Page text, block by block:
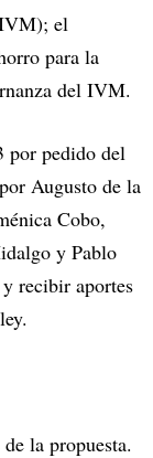
el
para la
del IVM.
por pedido del
Augusto de la
Cobo,
y Pablo
recibir aportes
la propuesta.